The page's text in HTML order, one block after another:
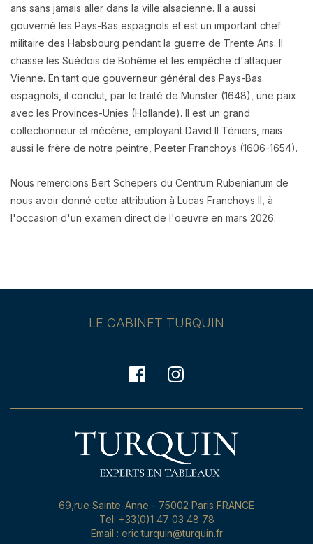
ans sans jamais aller dans la ville alsacienne. Il a aussi
gouverné les Pays-Bas espagnols et est un important chef
militaire des Habsbourg pendant la guerre de Trente Ans. Il
chasse les Suédois de Bohême et les empêche d'attaquer
Vienne. En tant que gouverneur général des Pays-Bas
espagnols, il conclut, par le traité de Münster (1648), une paix
avec les Provinces-Unies (Hollande). Il est un grand
collectionneur et mécène, employant David II Téniers, mais
aussi le frère de notre peintre, Peeter Franchoys (1606-1654).
Nous remercions Bert Schepers du Centrum Rubenianum de
nous avoir donné cette attribution à Lucas Franchoys II, à
l'occasion d'un examen direct de l'oeuvre en mars 2026.
LE CABINET TURQUIN
69,rue Sainte-Anne - 75002 Paris FRANCE
Tel: +33(0)1 47 03 48 78
Email : eric.turquin@turquin.fr